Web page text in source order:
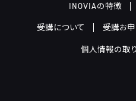
INOVIAの特徴
受講について 受講お
個人情報の取